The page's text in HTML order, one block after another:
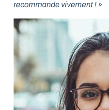
recommande vivement ! »